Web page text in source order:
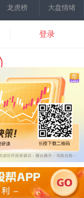
龙虎榜 大盘情绪
登录
顾问有限公司
Reserved.